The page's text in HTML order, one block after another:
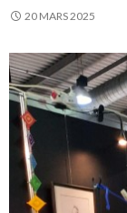
20 MARS 2025